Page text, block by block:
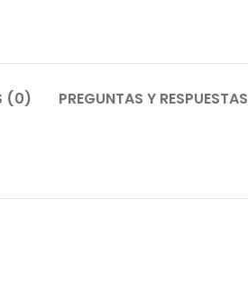
(0) PREGUNTAS Y RESPUESTAS